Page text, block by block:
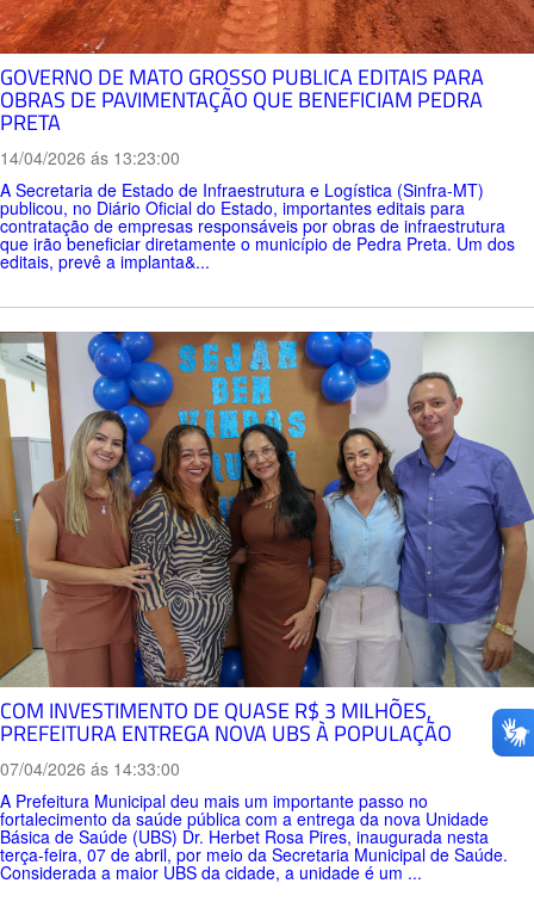
GOVERNO DE MATO GROSSO PUBLICA EDITAIS PARA
OBRAS DE PAVIMENTAÇÃO QUE BENEFICIAM PEDRA
PRETA
14/04/2026 ás 13:23:00
A Secretaria de Estado de Infraestrutura e Logística (Sinfra-MT)
publicou, no Diário Oficial do Estado, importantes editais para
contratação de empresas responsáveis por obras de infraestrutura
que irão beneficiar diretamente o município de Pedra Preta. Um dos
editais, prevê a implanta&...
COM INVESTIMENTO DE QUASE R$ 3 MILHÕES,
PREFEITURA ENTREGA NOVA UBS À POPULAÇÃO
07/04/2026 ás 14:33:00
A Prefeitura Municipal deu mais um importante passo no
fortalecimento da saúde pública com a entrega da nova Unidade
Básica de Saúde (UBS) Dr. Herbet Rosa Pires, inaugurada nesta
terça-feira, 07 de abril, por meio da Secretaria Municipal de Saúde.
Considerada a maior UBS da cidade, a unidade é um ...